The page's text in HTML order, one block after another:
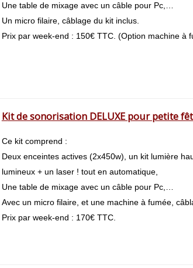
Une table de mixage avec un câble pour Pc,…
Un micro filaire, câblage du kit inclus.
Prix par week-end : 150€ TTC. (Option machine à
Kit de sonorisation DELUXE pour petite
Ce kit comprend :
Deux enceintes actives (2x450w), un kit lumière
lumineux + un laser ! tout en automatique,
Une table de mixage avec un câble pour Pc,…
Avec un micro filaire, et une machine à fumée,
Prix par week-end : 170€ TTC.